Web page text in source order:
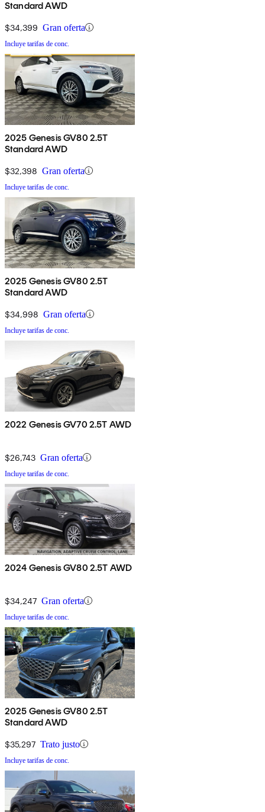
Standard AWD
$34,399 Gran oferta
Incluye tarifas de conc.
2025 Genesis GV80 2.5T
Standard AWD
$32,398 Gran oferta
Incluye tarifas de conc.
2025 Genesis GV80 2.5T
Standard AWD
$34,998 Gran oferta
Incluye tarifas de conc.
2022 Genesis GV70 2.5T AWD
$26,743 Gran oferta
Incluye tarifas de conc.
2024 Genesis GV80 2.5T AWD
$34,247 Gran oferta
Incluye tarifas de conc.
2025 Genesis GV80 2.5T
Standard AWD
$35,297 Trato justo
Incluye tarifas de conc.